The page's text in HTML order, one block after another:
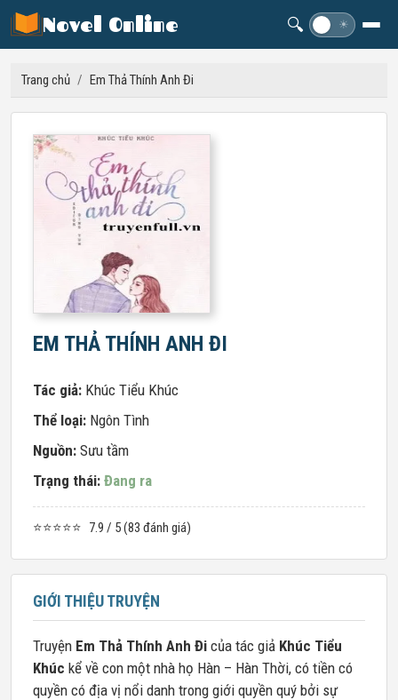
Novel Online 🔍 ☀
Trang chủ / Em Thả Thính Anh Đi
EM THẢ THÍNH ANH ĐI
Tác giả: Khúc Tiểu Khúc
Thể loại: Ngôn Tình
Nguồn: Sưu tầm
Trạng thái: Đang ra
⭐⭐⭐⭐⭐ 7.9 / 5 (83 đánh giá)
GIỚI THIỆU TRUYỆN
Truyện Em Thả Thính Anh Đi của tác giả Khúc Tiểu
Khúc kể về con một nhà họ Hàn – Hàn Thời, có tiền có
quyền có địa vị nổi danh trong giới quyền quý bởi sự